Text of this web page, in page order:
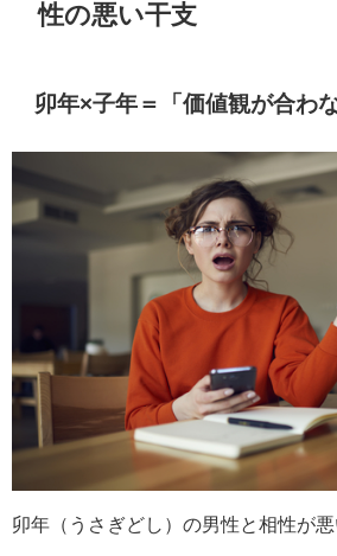
性の悪い干支
卯年×子年＝「価値観が合わな
卯年（うさぎどし）の男性と相性が悪